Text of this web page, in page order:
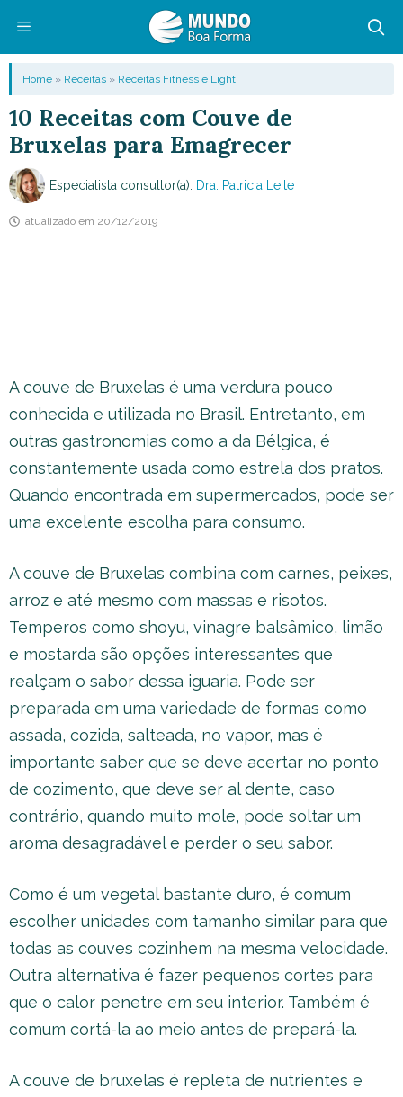
conteúdo
Menu
Home » Receitas » Receitas Fitness e Light
10 Receitas com Couve de
Bruxelas para Emagrecer
Especialista consultor(a): Dra. Patricia Leite
atualizado em 20/12/2019
A couve de Bruxelas é uma verdura pouco
conhecida e utilizada no Brasil. Entretanto, em
outras gastronomias como a da Bélgica, é
constantemente usada como estrela dos pratos.
Quando encontrada em supermercados, pode ser
uma excelente escolha para consumo.
A couve de Bruxelas combina com carnes, peixes,
arroz e até mesmo com massas e risotos.
Temperos como shoyu, vinagre balsâmico, limão
e mostarda são opções interessantes que
realçam o sabor dessa iguaria. Pode ser
preparada em uma variedade de formas como
assada, cozida, salteada, no vapor, mas é
importante saber que se deve acertar no ponto
de cozimento, que deve ser al dente, caso
contrário, quando muito mole, pode soltar um
aroma desagradável e perder o seu sabor.
Como é um vegetal bastante duro, é comum
escolher unidades com tamanho similar para que
todas as couves cozinhem na mesma velocidade.
Outra alternativa é fazer pequenos cortes para
que o calor penetre em seu interior. Também é
comum cortá-la ao meio antes de prepará-la.
A couve de bruxelas é repleta de nutrientes e